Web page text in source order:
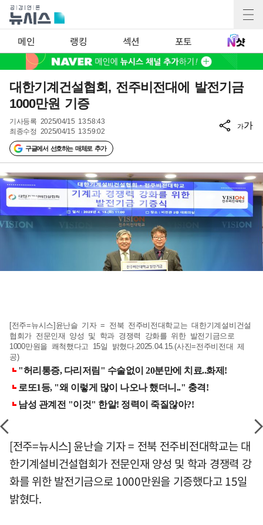
메인 랭킹 섹션 포토
대한기계건설협회, 전주비전대에 발전기금
1000만원 기증
기사등록 2025/04/15 13:58:43
최종수정 2025/04/15 13:59:02
구글에서 선호하는 매체로 추가
가가
[전주=뉴시스]윤난슬 기자 = 전북 전주비전대학교는 대한기계설비건설
협회가 전문인재 양성 및 학과 경쟁력 강화를 위한 발전기금으로
1000만원을 쾌척했다고 15일 밝혔다.2025.04.15.(사진=전주비전대 제
공)
[전주=뉴시스] 윤난슬 기자 = 전북 전주비전대학교는 대
한기계설비건설협회가 전문인재 양성 및 학과 경쟁력 강
화를 위한 발전기금으로 1000만원을 기증했다고 15일
밝혔다.